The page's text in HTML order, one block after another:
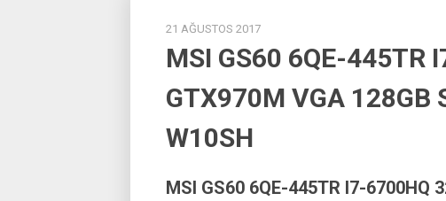
21 AĞUSTOS 2017
MSI GS60 6QE-445TR
GTX970M VGA 128GB
W10SH
MSI GS60 6QE-445TR I7-6700HQ